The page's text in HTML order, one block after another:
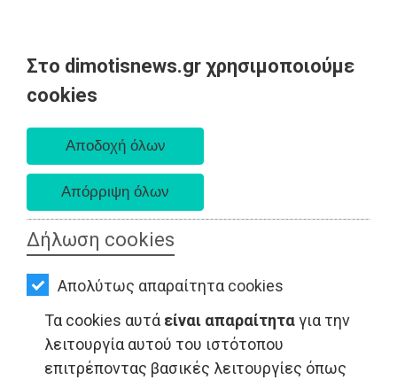
Στο dimotisnews.gr χρησιμοποιούμε
cookies
Δήλωση cookies
Απολύτως απαραίτητα cookies
Τα cookies αυτά είναι απαραίτηταγια την
λειτουργία αυτού του ιστότοπου
επιτρέποντας βασικές λειτουργίες όπως
AΡΧΙΚΗ
ΕΙΔΗΣΕΙΣ
ΠΟΛΙΤΙΚΗ
ΤΟΠΙΚΗ
ΑΥΤΟΔΙΟΙΚΗΣΗ
ΟΙΚΟΝΟΜΙΑ
ΑΘΛΗΤΙΣΜΟΣ
ΠΟΛΙΤΙΣΜΟΣ
ΤΟΠΙΚΗ ΑΥΤΟΔΙΟΙΚΗΣΗ - Ραφήνα